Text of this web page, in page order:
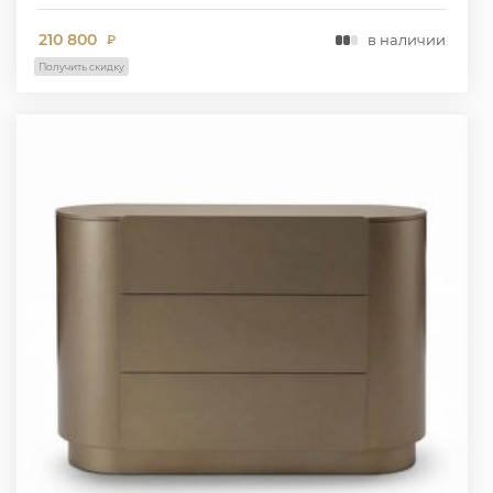
210 800 ₽ в наличии
Получить скидку